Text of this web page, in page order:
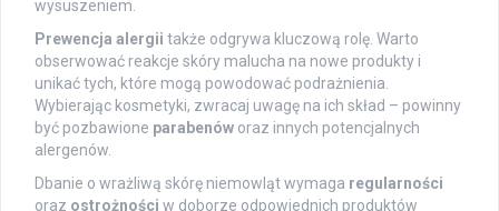
wysuszeniem.
Prewencja alergii także odgrywa kluczową rolę. Warto
obserwować reakcje skóry malucha na nowe produkty i
unikać tych, które mogą powodować podrażnienia.
Wybierając kosmetyki, zwracaj uwagę na ich skład – powinny
być pozbawione parabenów oraz innych potencjalnych
alergenów.
Dbanie o wrażliwą skórę niemowląt wymaga regularności
oraz ostrożności w doborze odpowiednich produktów